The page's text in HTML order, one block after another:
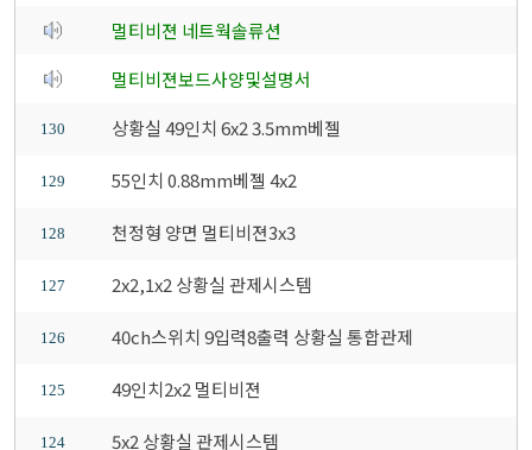
멀티비젼 네트웍솔류션
멀티비젼보드사양및설명서
130 상황실 49인치 6x2 3.5mm베젤
129 55인치 0.88mm베젤 4x2
128 천정형 양면 멀티비젼3x3
127 2x2,1x2 상황실 관제시스템
126 40ch스위치 9입력8출력 상황실 통합관제
125 49인치2x2 멀티비젼
124 5x2 상황실 관제시스템